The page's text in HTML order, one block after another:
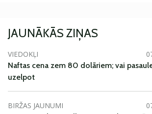
JAUNĀKĀS ZIŅAS
VIEDOKĻI
Naftas cena zem 80 dolāriem; vai
uzelpot
BIRŽAS JAUNUMI